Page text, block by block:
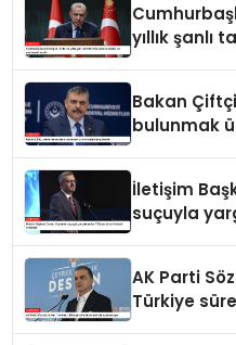
yıllık
Bakan
bulunmak
İletişim
suçuyla
AK Parti
Türkiye